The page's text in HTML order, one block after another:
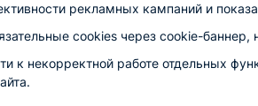
рекламных кампаний и
cookies через cookie-баннер,
к некорректной работе отдельных